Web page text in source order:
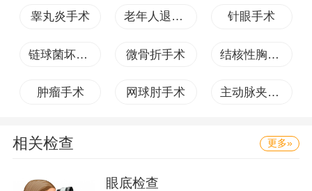
睾丸炎手术 老年人退行性骨关节病手术 针眼手术
链球菌坏死手术 微骨折手术 结核性胸膜炎手术
肿瘤手术 网球肘手术 主动脉夹层手术
相关检查 更多»
眼底检查